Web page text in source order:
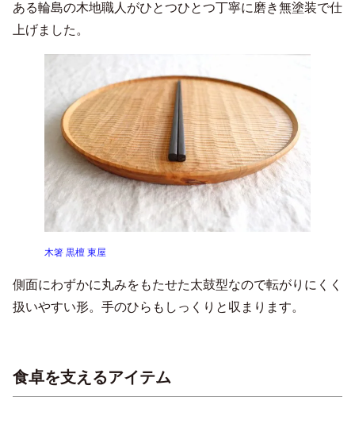
ある輪島の木地職人がひとつひとつ丁寧に磨き無塗装で仕
上げました。
木箸 黒檀 東屋
側面にわずかに丸みをもたせた太鼓型なので転がりにくく
扱いやすい形。手のひらもしっくりと収まります。
食卓を支えるアイテム